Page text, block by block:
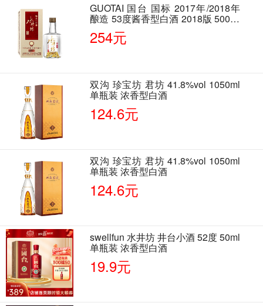
GUOTAI 国台 国标 2017年/2018年
酿造 53度酱香型白酒 2018版 500ml
单瓶装
254元
双沟 珍宝坊 君坊 41.8%vol 1050ml
单瓶装 浓香型白酒
124.6元
双沟 珍宝坊 君坊 41.8%vol 1050ml
单瓶装 浓香型白酒
124.6元
swellfun 水井坊 井台小酒 52度 50ml
单瓶装 浓香型白酒
19.9元